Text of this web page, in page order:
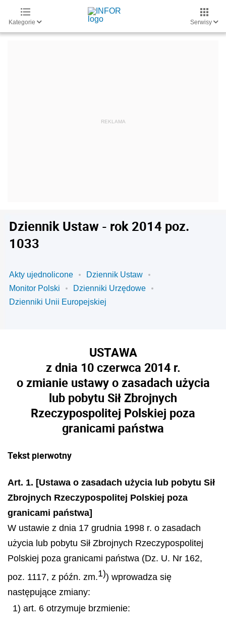
Kategorie Serwisy
Dziennik Ustaw - rok 2014 poz.
1033
Akty ujednolicone
Dziennik Ustaw
Monitor Polski
Dzienniki Urzędowe
Dzienniki Unii Europejskiej
USTAWA
z dnia 10 czerwca 2014 r.
o zmianie ustawy o zasadach użycia
lub pobytu Sił Zbrojnych
Rzeczypospolitej Polskiej poza
granicami państwa
Tekst pierwotny
Art. 1. [Ustawa o zasadach użycia lub pobytu Sił
Zbrojnych Rzeczypospolitej Polskiej poza
granicami państwa]
W ustawie z dnia 17 grudnia 1998 r. o zasadach
użycia lub pobytu Sił Zbrojnych Rzeczypospolitej
Polskiej poza granicami państwa (Dz. U. Nr 162,
poz. 1117, z późn. zm.1)) wprowadza się
następujące zmiany:
1) art. 6 otrzymuje brzmienie: